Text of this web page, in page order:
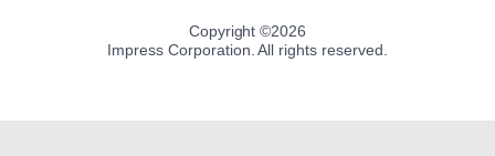
Copyright ©2026
Impress Corporation. All rights reserved.